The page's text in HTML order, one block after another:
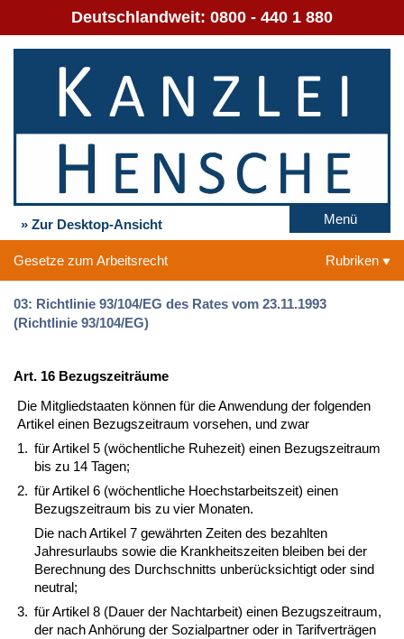
Deutschlandweit: 0800 - 440 1 880
» Zur Desktop-Ansicht Menü
Gesetze zum Arbeitsrecht Rubriken
03: Richtlinie 93/104/EG des Rates vom 23.11.1993
(Richtlinie 93/104/EG)
Art. 16 Bezugszeiträume
Die Mitgliedstaaten können für die Anwendung der folgenden
Artikel einen Bezugszeitraum vorsehen, und zwar
1. für Artikel 5 (wöchentliche Ruhezeit) einen Bezugszeitraum
bis zu 14 Tagen;
2. für Artikel 6 (wöchentliche Hoechstarbeitszeit) einen
Bezugszeitraum bis zu vier Monaten.
Die nach Artikel 7 gewährten Zeiten des bezahlten
Jahresurlaubs sowie die Krankheitszeiten bleiben bei der
Berechnung des Durchschnitts unberücksichtigt oder sind
neutral;
3. für Artikel 8 (Dauer der Nachtarbeit) einen Bezugszeitraum,
der nach Anhörung der Sozialpartner oder in Tarifverträgen